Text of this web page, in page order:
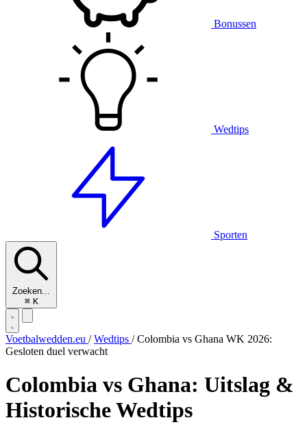
Bonussen
Wedtips
Sporten
Zoeken...
⌘ K
Voetbalwedden.eu / Wedtips / Colombia vs Ghana WK 2026:
Gesloten duel verwacht
Colombia vs Ghana: Uitslag &
Historische Wedtips